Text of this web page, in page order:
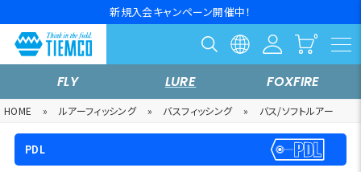
新規入会キャンペーン開催中！
FLY LURE FOXFIRE
HOME » ルアーフィッシング » バスフィッシング » バス/ソフトルアー
PDL